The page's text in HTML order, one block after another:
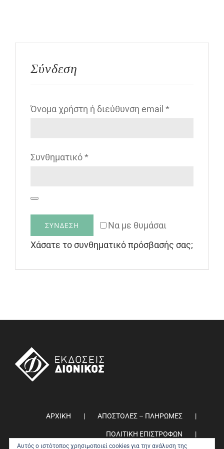
Σύνδεση
Όνομα χρήστη ή διεύθυνση email *Απαιτείται
Συνθηματικό*Απαιτείται
Να με θυμάσαι
ΣΎΝΔΕΣΗ
Χάσατε το συνθηματικό πρόσβασής σας;
ΑΡΧΙΚΗ ΑΠΟΣΤΟΛΕΣ – ΠΛΗΡΩΜΕΣ
ΠΟΛΙΤΙΚΗ ΕΠΙΣΤΡΟΦΩΝ
Αυτός ο ιστότοπος χρησιμοποιεί cookies για την ανάλυση της